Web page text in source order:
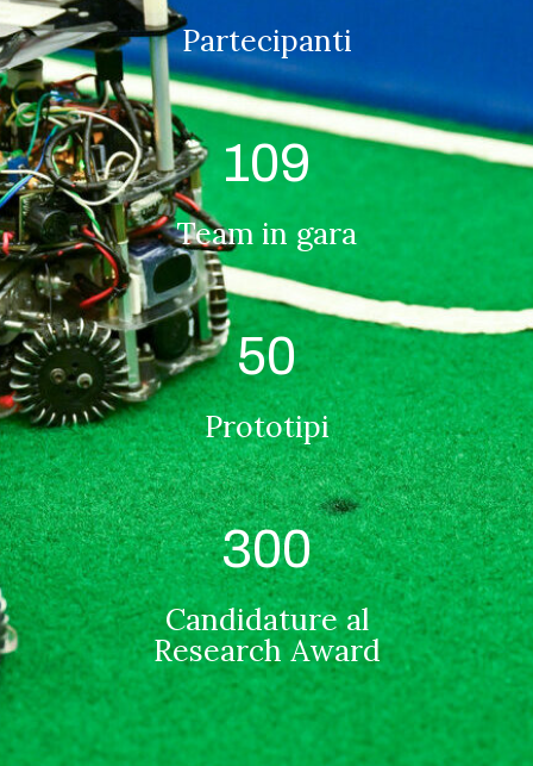
Partecipanti
Team in gara
109
Prototipi
50
Candidature al
Research Award
300